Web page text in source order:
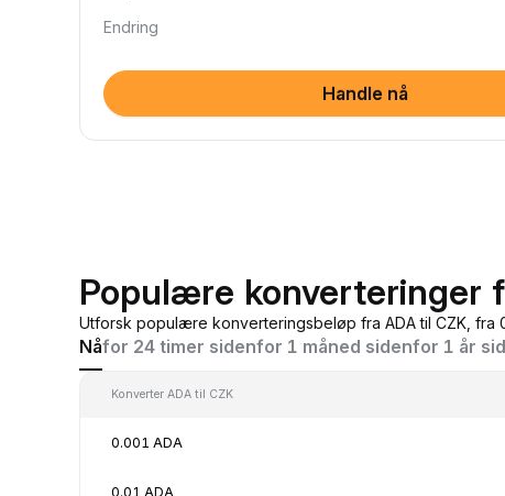
Endring
Handle nå
Populære konverteringer
Utforsk populære konverteringsbeløp fra ADA til CZK,
Nåfor 24 timer sidenfor 1 måned sidenfor 1 år
Konverter ADA til CZK
0.001 ADA
0.01 ADA